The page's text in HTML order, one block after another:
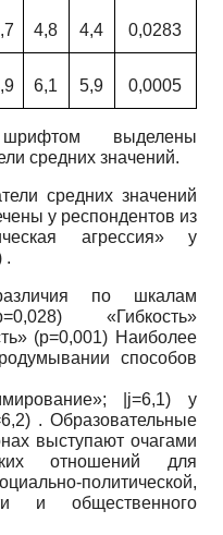
4,8 4,4 0,0283
6,1 5,9 0,0005
выделены
средних значений.
средних значений
у респондентов из
агрессия» у
.
по шкалам
«Гибкость»
(р=0,001) Наиболее
способов
|j=6,1) у
. Образовательные
выступают очагами
отношений для
политической,
и общественного